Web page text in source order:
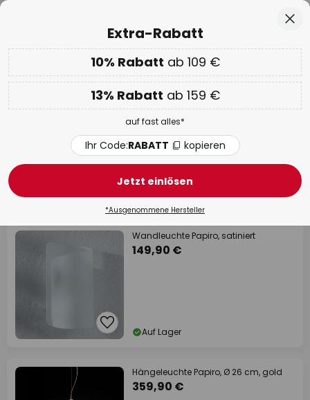
Nur
00D 19H 39M 45S
EXTRA 10% ab 109 € & 13% ab 159 €auf fast alles
Code:RABATT kopieren
WOW Week:Bis zu -70%
Selène
108 Artikel Filter
Wandleuchte Papiro, satiniert
149,90 €
Auf Lager
Hängeleuchte Papiro, Ø 26 cm, gold
359,90 €
Extra-Rabatt
10% Rabatt ab 109 €
13% Rabatt ab 159 €
auf fast alles*
Ihr Code:RABATT kopieren
Jetzt einlösen
*Ausgenommene Hersteller